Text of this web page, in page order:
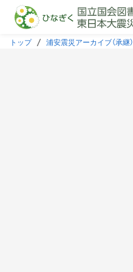
本文に飛ぶ
トップ 浦安震災アーカイブ（承継）